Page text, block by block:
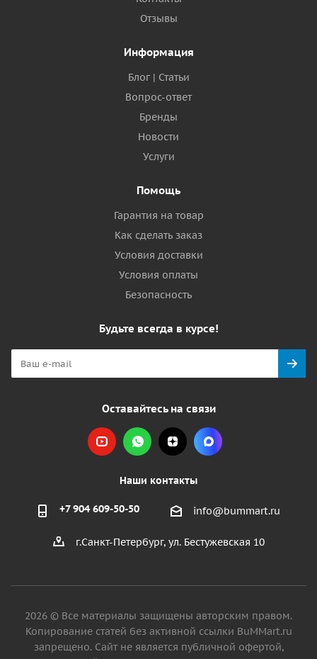
Отзывы
Информация
Блог | Статьи
Вопрос-ответ
Бренды
Новости
Услуги
Помощь
Гарантия на товар
Как сделать заказ
Условия доставки
Условия оплаты
Безопасность
Будьте всегда в курсе!
Оставайтесь на связи
Наши контакты
+7 904 609-50-50 info@bummart.ru
г.Санкт-Петербург, ул. Бестужевская 10
2026 © Все материалы защищены авторским правом.
Копирование статей без активной ссылки BuMMart.ru
запрещено. Сайт не является публичной офертой,